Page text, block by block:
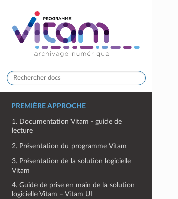
PREMIÈRE APPROCHE
1. Documentation Vitam - guide de
lecture
2. Présentation du programme Vitam
3. Présentation de la solution logicielle
Vitam
4. Guide de prise en main de la solution
logicielle Vitam – Vitam UI